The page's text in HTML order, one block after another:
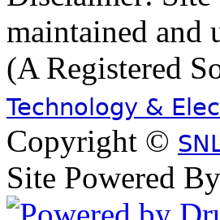
maintained and
(A Registered
Technology &
Copyright ©
Site Powered By